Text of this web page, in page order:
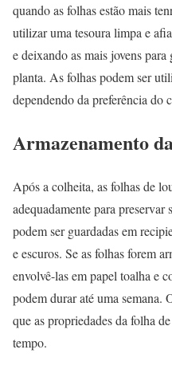
quando as folhas estão mais
utilizar uma tesoura limpa e
e deixando as mais jovens
planta. As folhas podem ser
dependendo da preferência do
Armazenamento
Após a colheita, as folhas de
adequadamente para preservar
podem ser guardadas em
e escuros. Se as folhas forem
envolvê-las em papel toalha e
podem durar até uma semana.
que as propriedades da folha
tempo.